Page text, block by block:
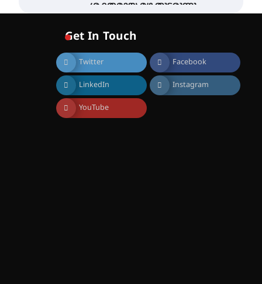
ശക്തമായ മഴ തുടരുന്നു –
തൃശൂർ ജില്ലയിൽ എല്ലാ
സ്ഥാപനങ്ങൾക്കും
August 7, 2026
എം.ജി. യൂണിവേഴ്‌സിറ്റിയിൽ
നിന്ന് ഇംഗ്ളീഷ്
സാഹിത്യത്തിൽ ഡോക്ടറേറ്റ്
നേടിയ എൻ. ആര്യ
Get In Touch
Twitter Facebook
LinkedIn Instagram
YouTube